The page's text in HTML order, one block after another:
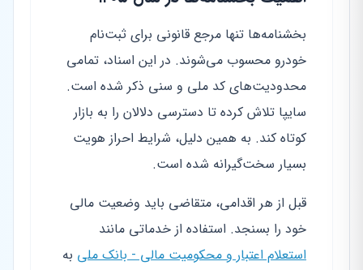
بخشنامه‌ها تنها مرجع قانونی برای ثبت‌نام
خودرو محسوب می‌شوند. در این اسناد، تمامی
محدودیت‌های کد ملی و سنی ذکر شده است.
سایپا تلاش کرده تا دسترسی دلالان را به بازار
کوتاه کند. به همین دلیل، شرایط احراز هویت
بسیار سخت‌گیرانه شده است.
قبل از هر اقدامی، متقاضی باید وضعیت مالی
خود را بسنجد. استفاده از خدماتی مانند
استعلام اعتبار و محکومیت مالی - بانک ملی به